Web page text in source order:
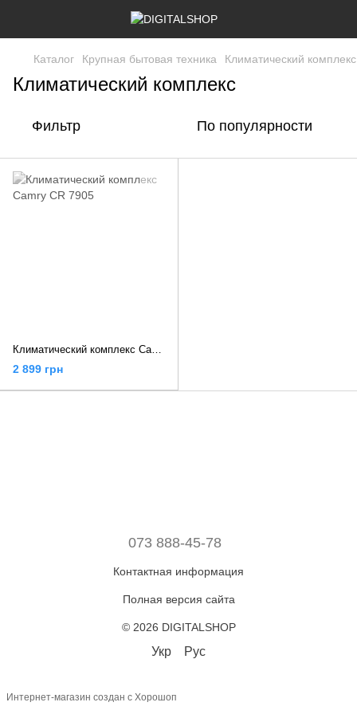
Каталог Крупная бытовая техника Климатический комплекс
Климатический комплекс
Фильтр По популярности
Климатический комплекс Camry CR 7905
2 899 грн
073 888-45-78
Контактная информация
Полная версия сайта
© 2026 DIGITALSHOP
Укр Рус
Интернет-магазин создан с Хорошоп